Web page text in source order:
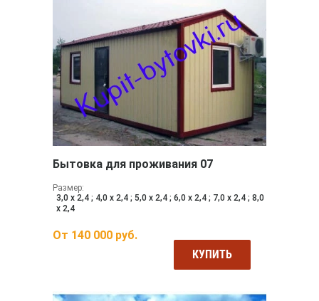
Бытовка для проживания 07
Размер:
3,0 х 2,4 ; 4,0 х 2,4 ; 5,0 х 2,4 ; 6,0 х 2,4 ; 7,0 х 2,4 ; 8,0
х 2,4
От 140 000 руб.
КУПИТЬ